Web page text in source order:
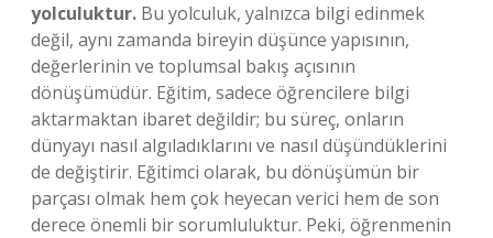
yolculuktur. Bu yolculuk, yalnızca bilgi edinmek
değil, aynı zamanda bireyin düşünce yapısının,
değerlerinin ve toplumsal bakış açısının
dönüşümüdür. Eğitim, sadece öğrencilere bilgi
aktarmaktan ibaret değildir; bu süreç, onların
dünyayı nasıl algıladıklarını ve nasıl düşündüklerini
de değiştirir. Eğitimci olarak, bu dönüşümün bir
parçası olmak hem çok heyecan verici hem de son
derece önemli bir sorumluluktur. Peki, öğrenmenin